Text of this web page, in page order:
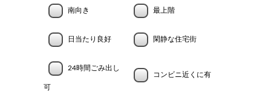
南向き 最上階
日当たり良好 閑静な住宅街
24時間ごみ出し
可
コンビニ近くに有